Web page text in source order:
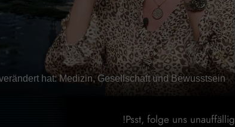
hat: Medizin, Gesellschaft und Bewusstsein.
Psst, folge uns unauffällig!